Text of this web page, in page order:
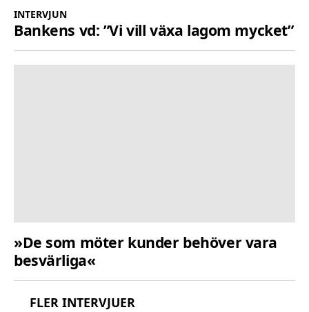
INTERVJUN
Bankens vd: ”Vi vill växa lagom mycket”
»De som möter kunder behöver vara
besvärliga«
FLER INTERVJUER